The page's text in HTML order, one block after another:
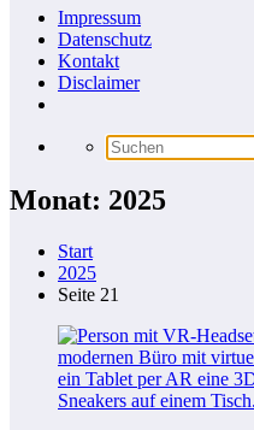
Impressum
Datenschutz
Kontakt
Disclaimer
Monat: 2025
Start
2025
Seite 21